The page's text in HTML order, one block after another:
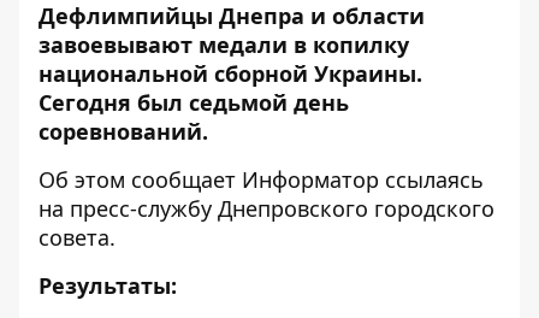
Дефлимпийцы Днепра и области
завоевывают медали в копилку
национальной сборной Украины.
Сегодня был седьмой день
соревнований.
Об этом сообщает Информатор ссылаясь
на пресс-службу Днепровского городского
совета.
Результаты: